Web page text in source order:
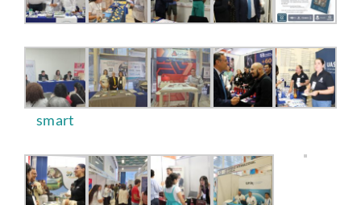
Alianzas
Contacto
smart